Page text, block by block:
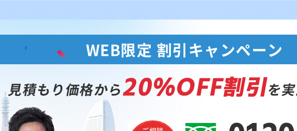
WEB限定 割引キャンペーン
見積もり価格から20%OFF割引を